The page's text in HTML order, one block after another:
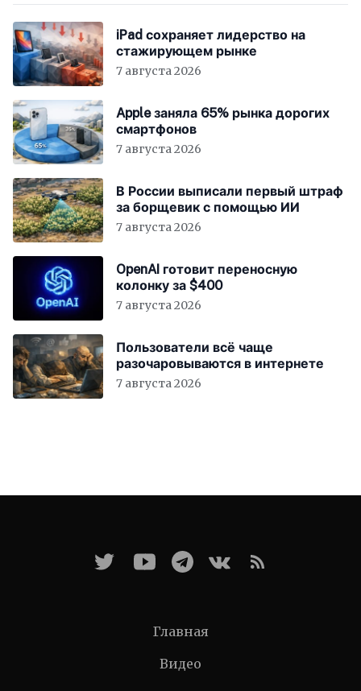
iPad сохраняет лидерство на
стажирующем рынке
7 августа 2026
Apple заняла 65% рынка дорогих
смартфонов
7 августа 2026
В России выписали первый штраф
за борщевик с помощью ИИ
7 августа 2026
OpenAI готовит переносную
колонку за $400
7 августа 2026
Пользователи всё чаще
разочаровываются в интернете
7 августа 2026
Главная
Видео